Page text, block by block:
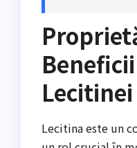
Lecitinei
Lecitina este un